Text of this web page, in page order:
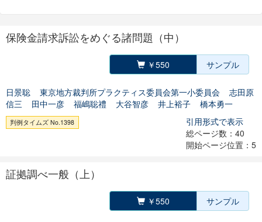
保険金請求訴訟をめぐる諸問題（中）
￥550 サンプル
日景聡 東京地方裁判所プラクティス委員会第一小委員会
志田原
信三
田中一彦 福嶋聡禮 大谷智彦 井上裕子 橋本勇一
判例タイムズ No.1398
引用形式で表示
総ページ数：40
開始ページ位置：5
証拠調べ一般（上）
￥550 サンプル